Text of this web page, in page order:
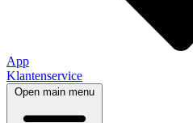
App
Klantenservice
Open main menu